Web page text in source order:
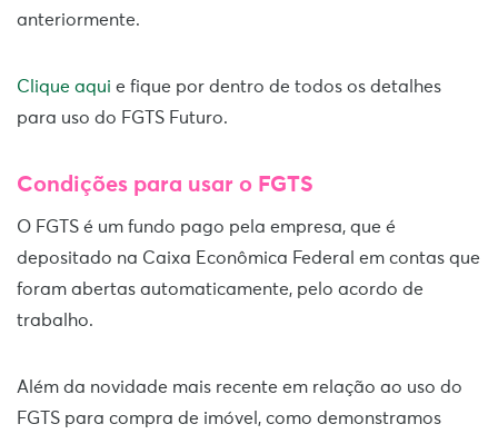
anteriormente.
Clique aqui e fique por dentro de todos os detalhes
para uso do FGTS Futuro.
Condições para usar o FGTS
O FGTS é um fundo pago pela empresa, que é
depositado na Caixa Econômica Federal em contas que
foram abertas automaticamente, pelo acordo de
trabalho.
Além da novidade mais recente em relação ao uso do
FGTS para compra de imóvel, como demonstramos